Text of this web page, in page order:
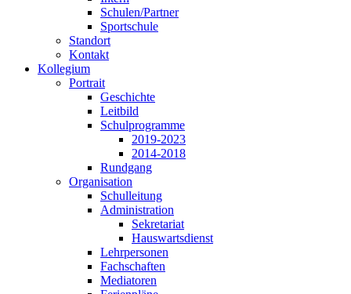
Schulen/Partner
Sportschule
Standort
Kontakt
Kollegium
Portrait
Geschichte
Leitbild
Schulprogramme
2019-2023
2014-2018
Rundgang
Organisation
Schulleitung
Administration
Sekretariat
Hauswartsdienst
Lehrpersonen
Fachschaften
Mediatoren